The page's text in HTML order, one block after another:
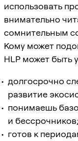
использовать
внимательно
сомнительным
Кому может
HLP может быть
долгосрочно
развитие
понимаешь
и бессрочников;
готов к